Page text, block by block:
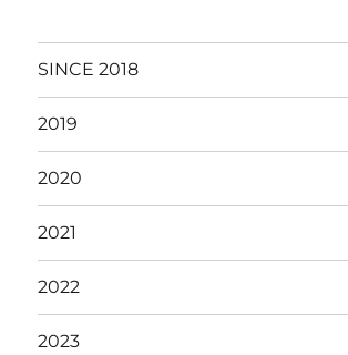
SINCE 2018
2019
2020
2021
2022
2023